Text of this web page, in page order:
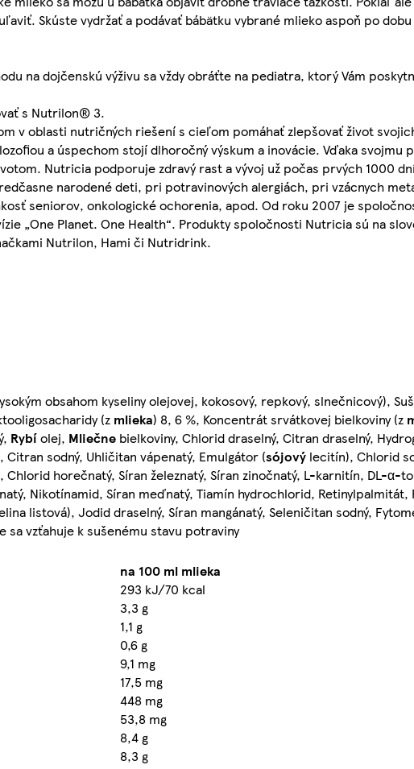
Skúste vydržať a podávať bábätku vybrané mlieko aspoň po
na dojčenskú výživu sa vždy obráťte na pediatra, ktorý Vám
s Nutrilon® 3.
v oblasti nutričných riešení s cieľom pomáhať zlepšovať život
a úspechom stojí dlhoročný výskum a inovácie. Vďaka svojmu
Nutricia podporuje zdravý rast a vývoj už počas prvých 1000
narodené deti, pri potravinových alergiách, pri vzácnych
seniorov, onkologické ochorenia, apod. Od roku 2007 je
„One Planet. One Health“. Produkty spoločnosti Nutricia sú na
Nutrilon, Hami či Nutridrink.
obsahom kyseliny olejovej, kokosový, repkový, slnečnicový),
(z mlieka) 8, 6 %, Koncentrát srvátkovej bielkoviny (z
Rybíolej, Mliečne bielkoviny, Chlorid draselný, Citran draselný,
sodný, Uhličitan vápenatý, Emulgátor (sójový lecitín), Chlorid
horečnatý, Síran železnatý, Síran zinočnatý, L-karnitín, DL-α-
Nikotínamid, Síran meďnatý, Tiamín hydrochlorid, Retinylpalmitát,
listová), Jodid draselný, Síran mangánatý, Seleničitan sodný,
sa vzťahuje k sušenému stavu potraviny
na 100 ml mlieka
293 kJ/70 kcal
3,3 g
1,1 g
0,6 g
9,1 mg
17,5 mg
448 mg
53,8 mg
8,4 g
8,3 g